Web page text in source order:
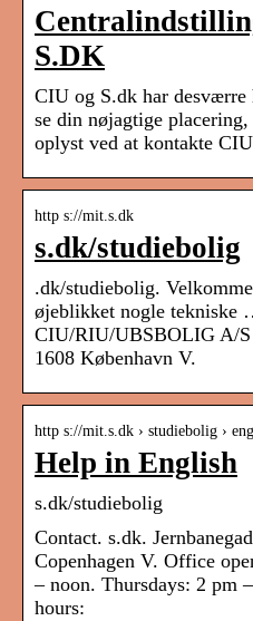
S.DK
CIU og S.dk har
se din nøjagtige
oplyst ved at kontakte
http s://mit.s.dk
s.dk/studiebolig
.dk/studiebolig.
øjeblikket nogle tekniske
CIU/RIU/UBSBOLIG A/S
1608 København V.
http s://mit.s.dk › studiebolig ›
Help in English
s.dk/studiebolig
Contact. s.dk.
Copenhagen V. Office
– noon. Thursdays: 2 pm
hours: